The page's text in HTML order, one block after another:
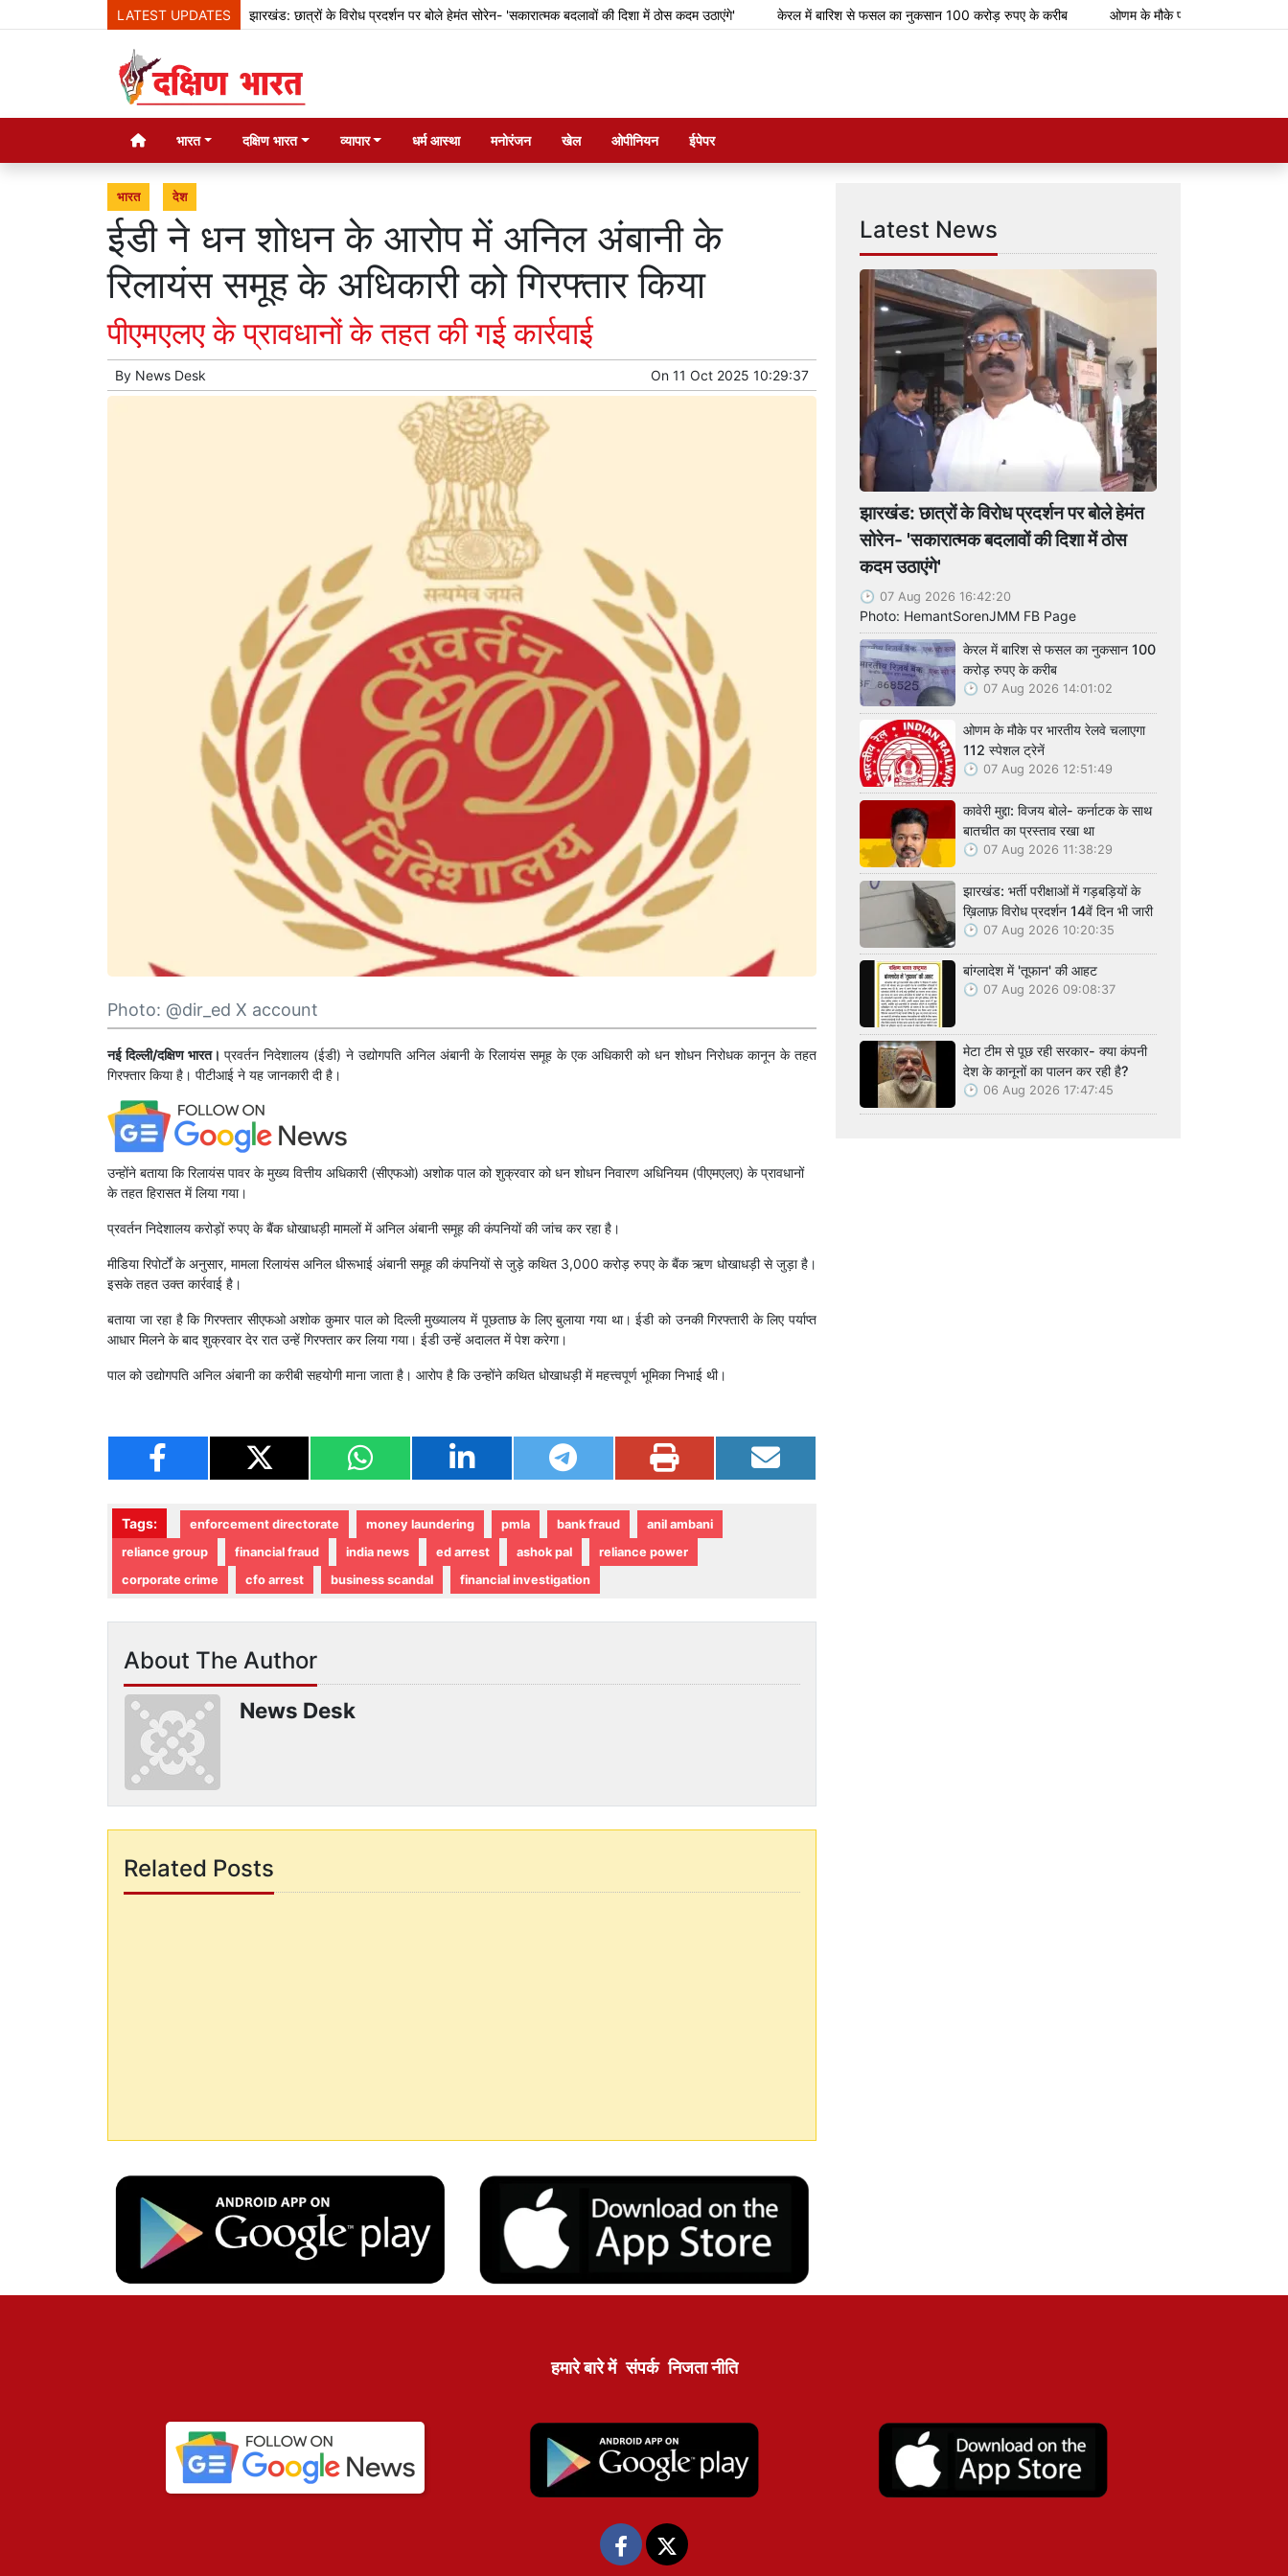
LATEST UPDATESझारखंड: छात्रों के विरोध प्रदर्शन पर बोले हेमंत सोरेन- 'सकारात्मक बदलावों की दिशा में ठोस कदम उठाएंगे' केरल में बारिश से फसल का नुकसान 100 करोड़ रुपए के करीब ओणम के मौके पर भारतीय रेलवे चलाएगा 112
भारत दक्षिण भारत व्यापार धर्म आस्था मनोरंजन खेल ओपीनियन ईपेपर
भारत देश
ईडी ने धन शोधन के आरोप में अनिल अंबानी के
रिलायंस समूह के अधिकारी को गिरफ्तार किया
पीएमएलए के प्रावधानों के तहत की गई कार्रवाई
By News Desk On 11 Oct 2025 10:29:37
Photo: @dir_ed X account
नई दिल्ली/दक्षिण भारत। प्रवर्तन निदेशालय (ईडी) ने उद्योगपति अनिल अंबानी के रिलायंस समूह के एक अधिकारी को धन शोधन निरोधक कानून के तहत
गिरफ्तार किया है। पीटीआई ने यह जानकारी दी है।
उन्होंने बताया कि रिलायंस पावर के मुख्य वित्तीय अधिकारी (सीएफओ) अशोक पाल को शुक्रवार को धन शोधन निवारण अधिनियम (पीएमएलए) के प्रावधानों
के तहत हिरासत में लिया गया।
प्रवर्तन निदेशालय करोड़ों रुपए के बैंक धोखाधड़ी मामलों में अनिल अंबानी समूह की कंपनियों की जांच कर रहा है।
मीडिया रिपोर्टों के अनुसार, मामला रिलायंस अनिल धीरूभाई अंबानी समूह की कंपनियों से जुड़े कथित 3,000 करोड़ रुपए के बैंक ऋण धोखाधड़ी से जुड़ा है।
इसके तहत उक्त कार्रवाई है।
बताया जा रहा है कि गिरफ्तार सीएफओ अशोक कुमार पाल को दिल्ली मुख्यालय में पूछताछ के लिए बुलाया गया था। ईडी को उनकी गिरफ्तारी के लिए पर्याप्त
आधार मिलने के बाद शुक्रवार देर रात उन्हें गिरफ्तार कर लिया गया। ईडी उन्हें अदालत में पेश करेगा।
पाल को उद्योगपति अनिल अंबानी का करीबी सहयोगी माना जाता है। आरोप है कि उन्होंने कथित धोखाधड़ी में महत्त्वपूर्ण भूमिका निभाई थी।
Tags: enforcement directorate money laundering pmla bank fraud
anil ambani
reliance group
financial fraud india news ed arrest ashok pal
reliance power
corporate crime
cfo arrest business scandal financial investigation
About The Author
News Desk
Related Posts
Latest News
झारखंड: छात्रों के विरोध प्रदर्शन पर बोले हेमंत
सोरेन- 'सकारात्मक बदलावों की दिशा में ठोस
कदम उठाएंगे'
07 Aug 2026 16:42:20
Photo: HemantSorenJMM FB Page
केरल में बारिश से फसल का नुकसान 100
करोड़ रुपए के करीब
07 Aug 2026 14:01:02
ओणम के मौके पर भारतीय रेलवे चलाएगा
112 स्पेशल ट्रेनें
07 Aug 2026 12:51:49
कावेरी मुद्दा: विजय बोले- कर्नाटक के साथ
बातचीत का प्रस्ताव रखा था
07 Aug 2026 11:38:29
झारखंड: भर्ती परीक्षाओं में गड़बड़ियों के
ख़िलाफ़ विरोध प्रदर्शन 14वें दिन भी जारी
07 Aug 2026 10:20:35
बांग्लादेश में 'तूफान' की आहट
07 Aug 2026 09:08:37
मेटा टीम से पूछ रही सरकार- क्या कंपनी
देश के कानूनों का पालन कर रही है?
06 Aug 2026 17:47:45
हमारे बारे में संपर्क निजता नीति